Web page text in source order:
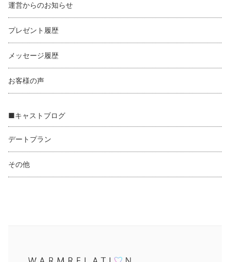
運営からのお知らせ
プレゼント履歴
メッセージ履歴
お客様の声
■キャストブログ
デートプラン
その他